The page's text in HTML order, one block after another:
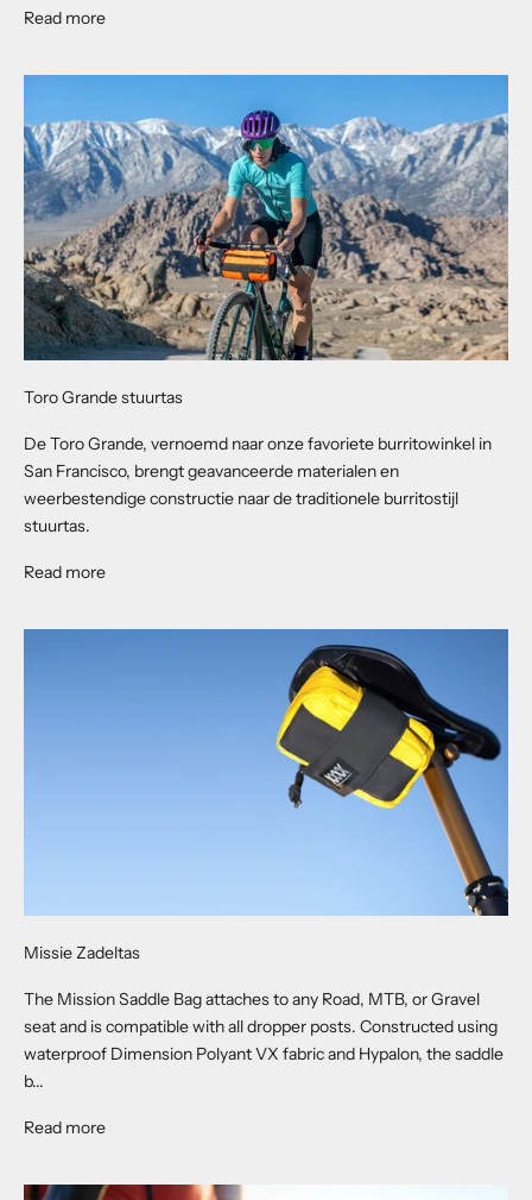
Read moreAbout Acre Series "Out and Back"
Toro Grande stuurtas
De Toro Grande, vernoemd naar onze favoriete burritowinkel in
San Francisco, brengt geavanceerde materialen en
weerbestendige constructie naar de traditionele burritostijl
stuurtas.
Read moreAbout Toro Grande Handlebar Bag
Missie Zadeltas
The Mission Saddle Bag attaches to any Road, MTB, or Gravel
seat and is compatible with all dropper posts. Constructed using
waterproof Dimension Polyant VX fabric and Hypalon, the saddle
b...
Read moreAbout Mission Saddle Bag